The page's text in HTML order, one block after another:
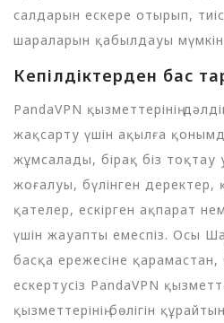
салдарын ескере отырып,
шараларын қабылдауы
Кепілдіктерден бас
PandaVPN қызметтерінің
жақсарту үшін ақылға
жұмсалады, бірақ біз тоқтау
жоғалуы, бүлінген деректер,
қателер, ескірген ақпарат
үшін жауапты емеспіз. Осы
басқа ережесіне қарамастан,
ескертусіз PandaVPN
қызметтерінің бөлігін